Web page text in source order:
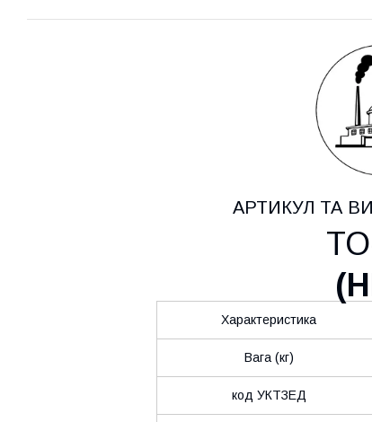
АРТИКУЛ ТА
(
Характеристика
Вага (кг)
код УКТЗЕД